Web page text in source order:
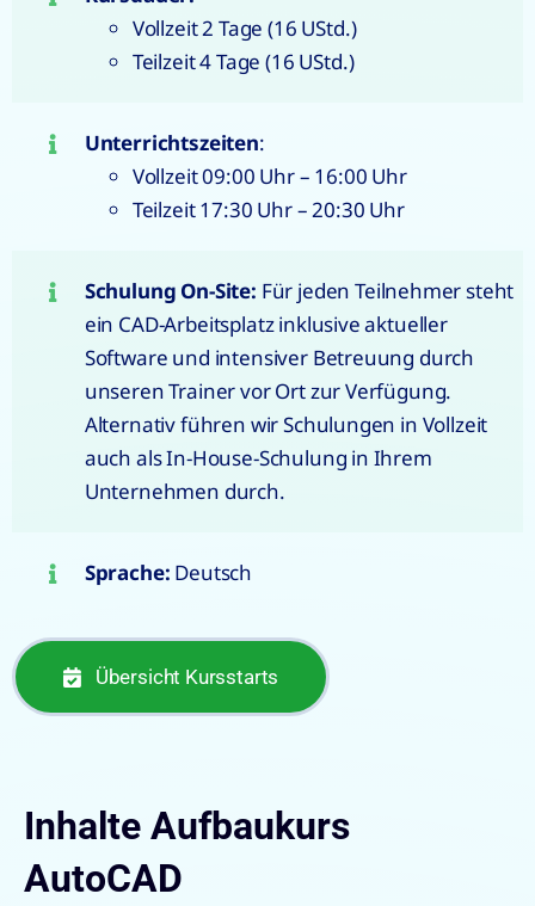
Vollzeit 2 Tage (16 UStd.)
Teilzeit 4 Tage (16 UStd.)
Unterrichtszeiten:
Vollzeit 09:00 Uhr – 16:00 Uhr
Teilzeit 17:30 Uhr – 20:30 Uhr
Schulung On-Site: Für jeden Teilnehmer steht
ein CAD-Arbeitsplatz inklusive aktueller
Software und intensiver Betreuung durch
unseren Trainer vor Ort zur Verfügung.
Alternativ führen wir Schulungen in Vollzeit
auch als In-House-Schulung in Ihrem
Unternehmen durch.
Sprache: Deutsch
Übersicht Kursstarts
Inhalte Aufbaukurs
AutoCAD